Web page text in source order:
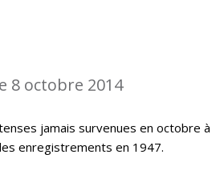
8 octobre 2014
jamais survenues en octobre à
enregistrements en 1947.